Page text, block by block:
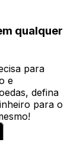
qualquer
para
e
defina
para o